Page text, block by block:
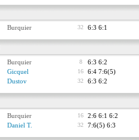
Burquier 32 6:3 6:1
Burquier 8 6:3 6:2
Gicquel 16 6:4 7:6(5)
Dustov 32 6:3 6:2
Burquier 16 2:6 6:1 6:2
Daniel T. 32 7:6(5) 6:3